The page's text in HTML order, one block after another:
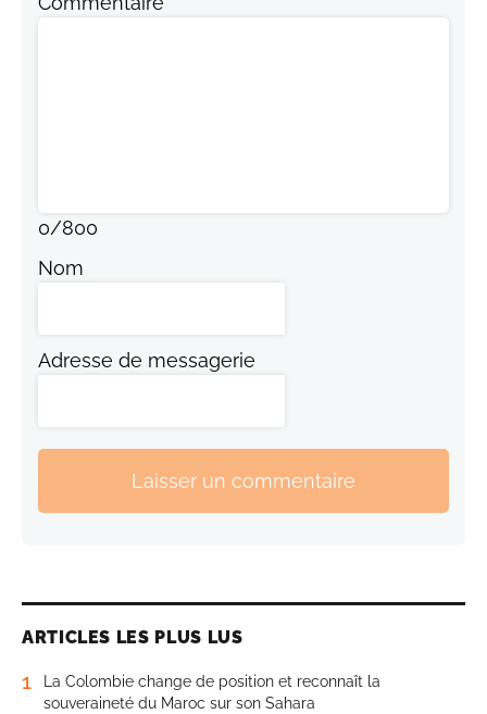
0/800
Nom
Adresse de messagerie
Laisser un commentaire
ARTICLES LES PLUS LUS
1
La Colombie change de position et reconnaît la
souveraineté du Maroc sur son Sahara